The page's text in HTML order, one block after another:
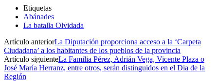
Etiquetas
Abánades
La batalla Olvidada
Artículo anteriorLa Diputación proporciona acceso a la ‘Carpeta
Ciudadana’ a los habitantes de los pueblos de la provincia
Artículo siguienteLa Familia Pérez, Adrián Vega, Vicente Plaza o
José María Herranz, entre otros, serán distinguidos en el Dia de la
Región